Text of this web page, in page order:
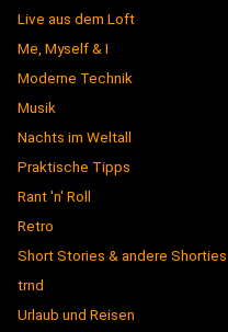
Live aus dem Loft
Me, Myself & I
Moderne Technik
Musik
Nachts im Weltall
Praktische Tipps
Rant 'n' Roll
Retro
Short Stories & andere Shorties
trnd
Urlaub und Reisen